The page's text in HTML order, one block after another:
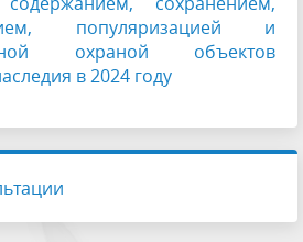
популяризацией и
охраной объектов
в 2024 году